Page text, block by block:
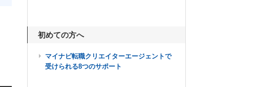
初めての方へ
マイナビ転職クリエイターエージェントで
受けられる8つのサポート